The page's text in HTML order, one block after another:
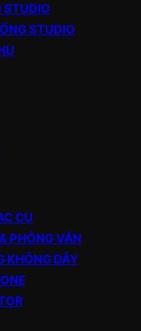
STUDIO
STUDIO
CỤ
PHỎNG VẤN
KHÔNG DÂY